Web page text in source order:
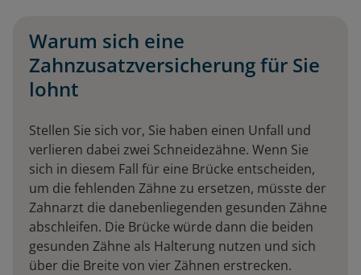
Warum sich eine
Zahnzusatzversicherung für Sie
lohnt
Stellen Sie sich vor, Sie haben einen Unfall und
verlieren dabei zwei Schneidezähne. Wenn Sie
sich in diesem Fall für eine Brücke entscheiden,
um die fehlenden Zähne zu ersetzen, müsste der
Zahnarzt die danebenliegenden gesunden Zähne
abschleifen. Die Brücke würde dann die beiden
gesunden Zähne als Halterung nutzen und sich
über die Breite von vier Zähnen erstrecken.